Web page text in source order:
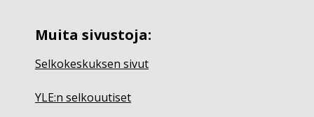
Muita sivustoja:
Selkokeskuksen sivut
YLE:n selkouutiset